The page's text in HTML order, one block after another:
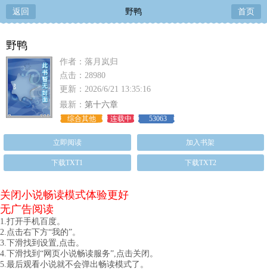
返回 野鸭 首页
野鸭
作者：落月岚归
点击：28980
更新：2026/6/21 13:35:16
最新： 第十六章
综合其他 连载中 53063
立即阅读 加入书架
下载TXT1 下载TXT2
关闭小说畅读模式体验更好
无广告阅读
1.打开手机百度。
2.点击右下方“我的”。
3.下滑找到设置,点击。
4.下滑找到“网页小说畅读服务”,点击关闭。
5.最后观看小说就不会弹出畅读模式了。